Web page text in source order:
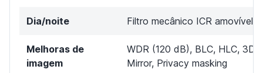
Dia/noite Filtro mecânico ICR amovível
Melhoras de
imagem
WDR (120 dB), BLC, HLC, 3D-
Mirror, Privacy masking